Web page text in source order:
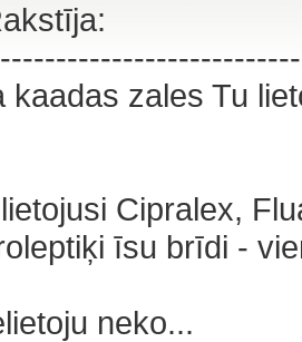
kaadas zales Tu
Cipralex,
īsu brīdi -
neko...